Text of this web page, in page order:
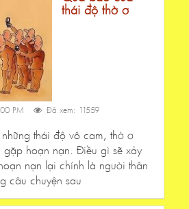
thái độ thờ ơ
PM
Đã xem: 11559
thái độ vô cam, thờ ơ
gặp hoạn nạn. Điều gì sẽ xảy
nạn lại chính là người thân
câu chuyện sau